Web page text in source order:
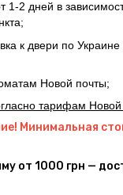
1-2 дней в
к двери по
Новой почты;
тарифам
Минимальная
от 1000 грн —